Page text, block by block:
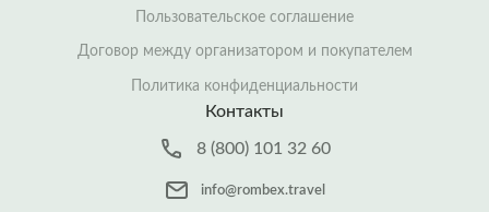
Пользовательское соглашение
Договор между организатором и покупателем
Политика конфиденциальности
Контакты
8 (800) 101 32 60
info@rombex.travel